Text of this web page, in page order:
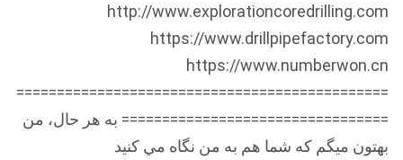
http://www.explorationcoredrilling.com
https://www.drillpipefactory.com
https://www.numberwon.cn
==============================================
================================= به هر حال، من
بهتون ميگم که شما هم به من نگاه مي کنيد